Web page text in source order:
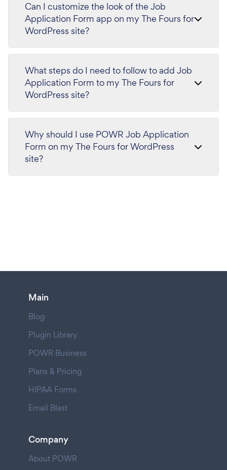
Can I customize the look of the Job
Application Form app on my The Fours for
WordPress site?
What steps do I need to follow to add Job
Application Form to my The Fours for
WordPress site?
Why should I use POWR Job Application
Form on my The Fours for WordPress
site?
Main
Blog
Plugin Library
POWR Business
Plans & Pricing
HIPAA Forms
Email Blast
Company
About POWR